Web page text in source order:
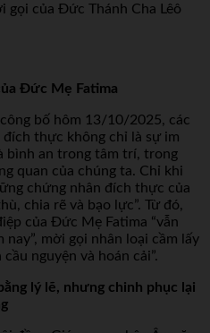
gọi của Đức Thánh Cha Lêô
Đức Mẹ Fatima
bố hôm 13/10/2025, các
đích thực không chỉ là sự im
bình an trong tâm trí, trong
quan của chúng ta. Chỉ khi
chứng nhân đích thực của
chia rẽ và bạo lực”. Từ đó,
của Đức Mẹ Fatima “vẫn
mời gọi nhân loại cầm lấy
nguyện và hoán cải”.
lý lẽ, nhưng chinh phục lại